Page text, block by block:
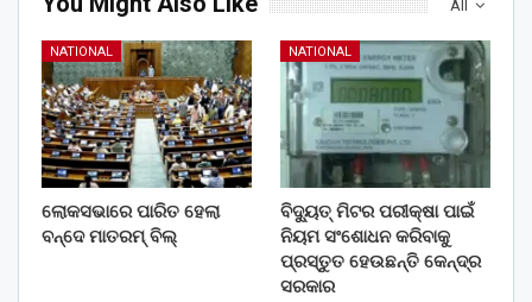
All
NATIONAL
ଲୋକସଭାରେ ପାରିତ ହେଲା
ବନ୍ଦେ ମାତରମ୍‌ ବିଲ୍‌
NATIONAL
ବିଦ୍ୟୁତ୍ ମିଟର ପରୀକ୍ଷା ପାଇଁ
ନିୟମ ସଂଶୋଧନ କରିବାକୁ
ପ୍ରସ୍ତୁତ ହେଉଛନ୍ତି କେନ୍ଦ୍ର
ସରକାର